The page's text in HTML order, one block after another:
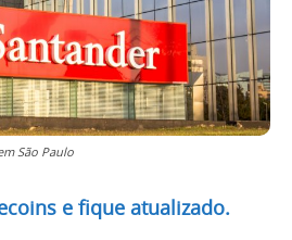
São Paulo
e fique atualizado.